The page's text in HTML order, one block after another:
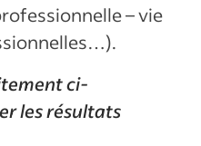
– vie
ci-
les résultats